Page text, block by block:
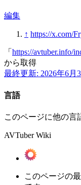
編集
↑ https://x.com/
「 https://avtuber.info/
から取得
最終更新: 2026年6月
言語
このページに他の言
AVTuber Wiki
このページの